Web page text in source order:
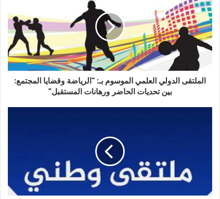
الملتقى الدولي العلمي الموسوم بـ: "الرياضة وقضايا المجتمع:
بين تحديات الحاضر ورهانات المستقبل"